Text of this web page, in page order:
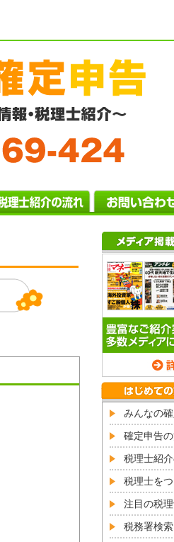
みんなの
確定申告
税理士紹
税理士を
注目の税
税務署検索